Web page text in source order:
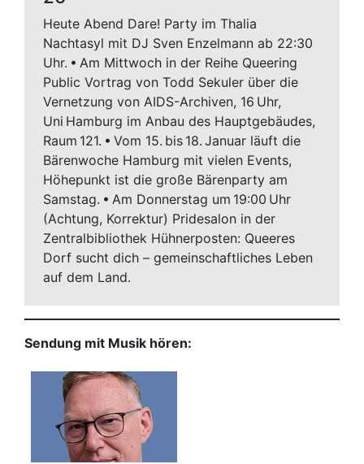
Heute Abend Dare! Party im Thalia
Nachtasyl mit DJ Sven Enzelmann ab 22:30
Uhr. • Am Mittwoch in der Reihe Queering
Public Vortrag von Todd Sekuler über die
Vernetzung von AIDS-Archiven, 16 Uhr,
Uni Hamburg im Anbau des Hauptgebäudes,
Raum 121. • Vom 15. bis 18. Januar läuft die
Bärenwoche Hamburg mit vielen Events,
Höhepunkt ist die große Bärenparty am
Samstag. • Am Donnerstag um 19:00 Uhr
(Achtung, Korrektur) Pridesalon in der
Zentralbibliothek Hühnerposten: Queeres
Dorf sucht dich – gemeinschaftliches Leben
auf dem Land.
Sendung mit Musik hören: